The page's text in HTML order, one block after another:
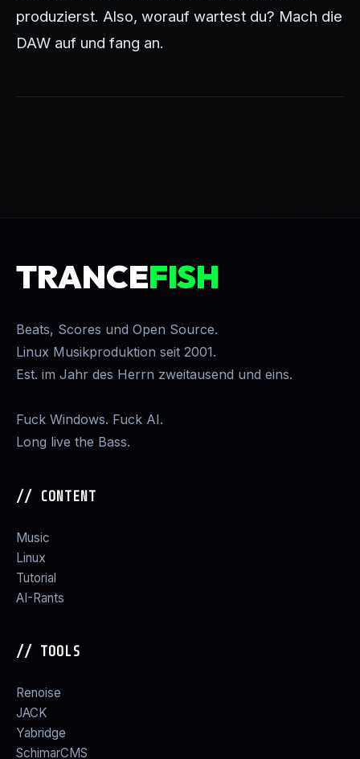
produzierst. Also, worauf wartest du? Mach die
DAW auf und fang an.
TRANCEFISH
Beats, Scores und Open Source.
Linux Musikproduktion seit 2001.
Est. im Jahr des Herrn zweitausend und eins.
Fuck Windows. Fuck AI.
Long live the Bass.
// CONTENT
Music
Linux
Tutorial
AI-Rants
// TOOLS
Renoise
JACK
Yabridge
SchimarCMS